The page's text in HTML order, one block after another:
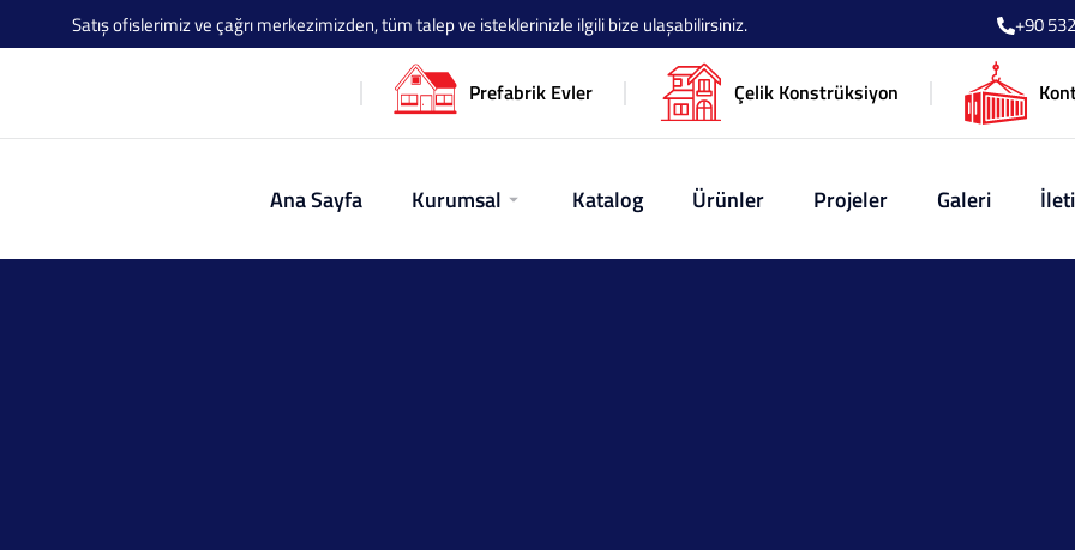
Satış ofislerimiz ve çağrı merkezimizden, tüm talep ve isteklerinizle ilgili bize ulaşabilirsiniz. +90
Prefabrik Evler Çelik Konstrüksiyon
Ana Sayfa Kurumsal Katalog Ürünler Projeler Galeri